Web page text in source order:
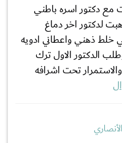
مع دكتور اسره باطني
لدكتور اخر دماغ
ذهني واعطاني ادويه
الدكتور الاول ترك
تحت اشرافه